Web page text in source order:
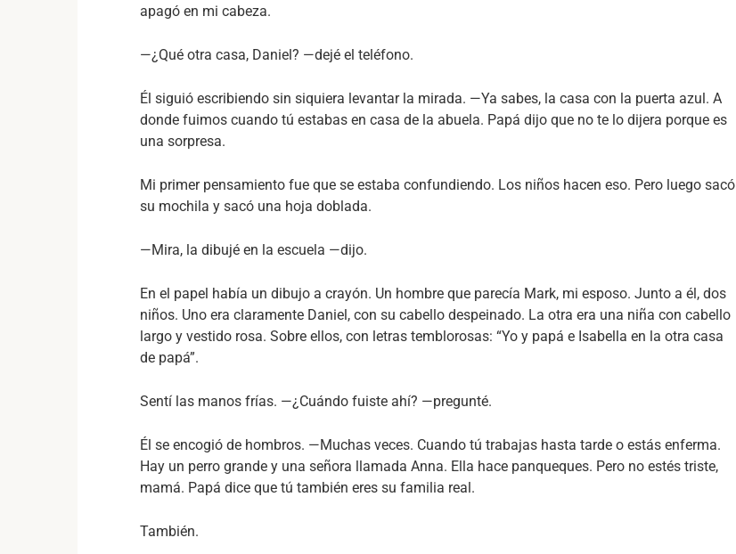
apagó en mi cabeza.
—¿Qué otra casa, Daniel? —dejé el teléfono.
Él siguió escribiendo sin siquiera levantar la mirada. —Ya sabes, la casa con la puerta azul. A
donde fuimos cuando tú estabas en casa de la abuela. Papá dijo que no te lo dijera porque es
una sorpresa.
Mi primer pensamiento fue que se estaba confundiendo. Los niños hacen eso. Pero luego sacó
su mochila y sacó una hoja doblada.
—Mira, la dibujé en la escuela —dijo.
En el papel había un dibujo a crayón. Un hombre que parecía Mark, mi esposo. Junto a él, dos
niños. Uno era claramente Daniel, con su cabello despeinado. La otra era una niña con cabello
largo y vestido rosa. Sobre ellos, con letras temblorosas: “Yo y papá e Isabella en la otra casa
de papá”.
Sentí las manos frías. —¿Cuándo fuiste ahí? —pregunté.
Él se encogió de hombros. —Muchas veces. Cuando tú trabajas hasta tarde o estás enferma.
Hay un perro grande y una señora llamada Anna. Ella hace panqueques. Pero no estés triste,
mamá. Papá dice que tú también eres su familia real.
También.